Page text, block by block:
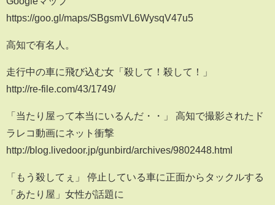
https://goo.gl/maps/SBgsmVL6WysqV47u5
高知で有名人。
走行中の車に飛び込む女「殺して！殺して！」
http://re-file.com/43/1749/
「当たり屋って本当にいるんだ・・」 高知で撮影されたド
ラレコ動画にネット衝撃
http://blog.livedoor.jp/gunbird/archives/9802448.html
「もう殺してぇ」 停止している車に正面からタックルする
「あたり屋」女性が話題に